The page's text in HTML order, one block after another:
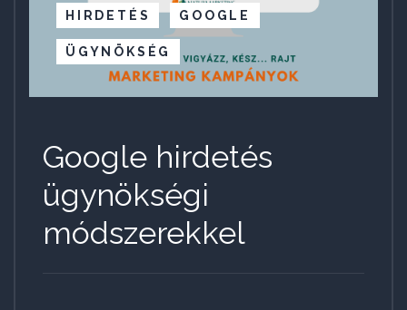
HIRDETÉS GOOGLE
ÜGYNÖKSÉG
Google hirdetés
ügynökségi
módszerekkel